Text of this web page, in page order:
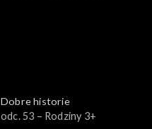
Dobre historie
odc. 53 – Rodziny 3+